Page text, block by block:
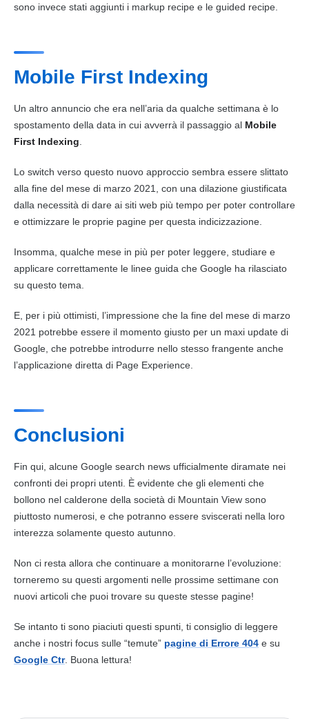
sono invece stati aggiunti i markup recipe e le guided recipe.
Mobile First Indexing
Un altro annuncio che era nell’aria da qualche settimana è lo
spostamento della data in cui avverrà il passaggio al Mobile
First Indexing
Lo switch verso questo nuovo approccio sembra essere slittato
alla fine del mese di marzo 2021, con una dilazione giustificata
dalla necessità di dare ai siti web più tempo per poter controllare
e ottimizzare le proprie pagine per questa indicizzazione.
Insomma, qualche mese in più per poter leggere, studiare e
applicare correttamente le linee guida che Google ha rilasciato
su questo tema.
E, per i più ottimisti, l’impressione che la fine del mese di marzo
2021 potrebbe essere il momento giusto per un maxi update di
Google , che potrebbe introdurre nello stesso frangente anche
l’applicazione diretta di Page Experience.
Conclusioni
Fin qui, alcune Google search news ufficialmente diramate nei
confronti dei propri utenti. È evidente che gli elementi che
bollono nel calderone della società di Mountain View sono
piuttosto numerosi, e che potranno essere sviscerati nella loro
interezza solamente questo autunno.
Non ci resta allora che continuare a monitorarne l’evoluzione:
torneremo su questi argomenti nelle prossime settimane con
nuovi articoli che puoi trovare su queste stesse pagine!
Se intanto ti sono piaciuti questi spunti, ti consiglio di leggere
anche i nostri focus sulle “temute” pagine di Errore 404 e su
Google Ctr. Buona lettura!